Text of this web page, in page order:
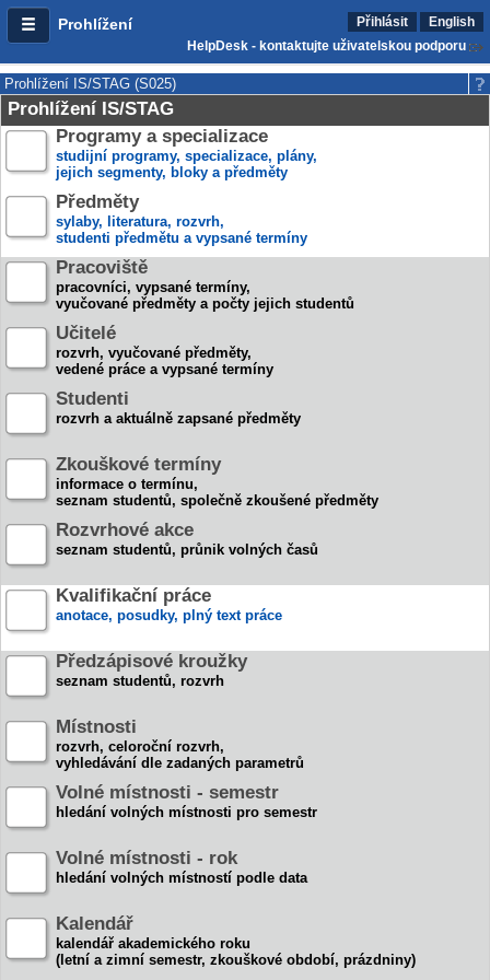
Prohlížení Přihlásit
English
HelpDesk - kontaktujte uživatelskou podporu
Prohlížení IS/STAG (S025)
Prohlížení IS/STAG
Programy a specializace
studijní programy, specializace, plány,
jejich segmenty, bloky a předměty
Předměty
sylaby, literatura, rozvrh,
studenti předmětu a vypsané termíny
Pracoviště
pracovníci, vypsané termíny,
vyučované předměty a počty jejich studentů
Učitelé
rozvrh, vyučované předměty,
vedené práce a vypsané termíny
Studenti
rozvrh a aktuálně zapsané předměty
Zkouškové termíny
informace o termínu,
seznam studentů, společně zkoušené předměty
Rozvrhové akce
seznam studentů, průnik volných časů
Kvalifikační práce
anotace, posudky, plný text práce
Předzápisové kroužky
seznam studentů, rozvrh
Místnosti
rozvrh, celoroční rozvrh,
vyhledávání dle zadaných parametrů
Volné místnosti - semestr
hledání volných místnosti pro semestr
Volné místnosti - rok
hledání volných místností podle data
Kalendář
kalendář akademického roku
(letní a zimní semestr, zkouškové období, prázdniny)